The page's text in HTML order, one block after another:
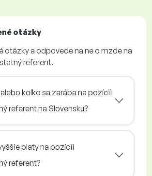
otázky
otázky a odpovede na ne o mzde na
referent.
koľko sa zarába na pozícii
referent na Slovensku?
platy na pozícii
referent?